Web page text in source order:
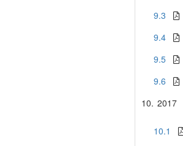
9.3
9.4
9.5
9.6
10. 2017
10.1